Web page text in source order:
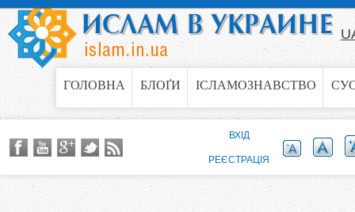
Jump to navigation
ГОЛОВНА БЛОҐИ ІСЛАМОЗНАВСТВО
ВХІД
РЕЄСТРАЦІЯ